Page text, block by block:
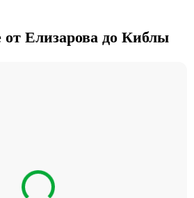
Елизарова до Киблы